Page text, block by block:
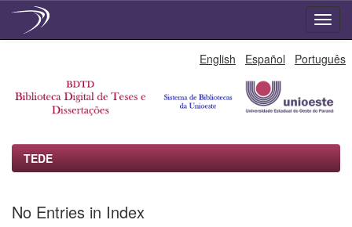
English Español Português
TEDE
No Entries in Index